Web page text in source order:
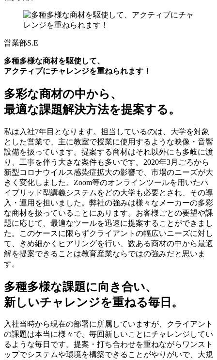
営業部S.E
多種多様な商材を駆使して、
アクティブにチャレンジを重ねられます！
多彩な商材の中から、
最適な課題解決方法を提案する。
私は入社7年目となります。担当しているのは、大学を対象
とした営業で、主に教室で授業に使用するような映像・音響
設備を扱っています。提案する商材はそれ以外にも多岐に渡
り、工事を伴う大きな案件も多いです。2020年3月ごろから
新型コロナウイルス感染症拡大の影響で、市場のニーズが大
きく変化しました。Zoom等のオンラインツールを用いたハ
イブリッド型講義システムをどの大学も必要とされ、その導
入・運用を担いました。弊社の強みは様々なメーカーの多彩
な商材を扱っていることにあります。お客様ごとの要望や課
題に応じて、最適なツールを迅速に提案することができまし
た。このケースに限らずクライアントの幅広いニーズに対し
て、きめ細かくヒアリングを行い、数ある商材の中から最適
解を提案できることは教育産業ならではの強みだと思いま
す。
多種多様な課題に向き合い、
新しいチャレンジを重ねる毎日。
入社当時から現在の部署に所属していますが、クライアント
の課題は本当に様々で、毎回新しいことにチャレンジしてい
るような毎日です。提案・打ち合わせを重ねながらワンスト
ップでシステムや環境を構築できることがやりがいで、大規